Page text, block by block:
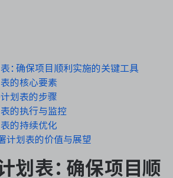
：确保项目顺利实施的关键工具
的核心要素
划表的步骤
的执行与监控
的持续优化
计划表的价值与展望
划表：确保项目顺